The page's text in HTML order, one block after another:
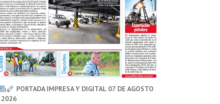
PORTADA IMPRESA Y DIGITAL 07 DE AGOSTO
2026